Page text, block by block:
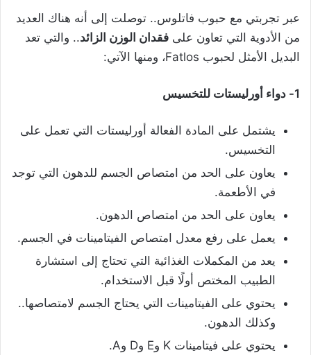
عبر تجربتي مع حبوب فاتلوس.. توصلت إلى أنه هناك العديد
من الأدوية التي تعاون على فقدان الوزن الزائد.. والتي تعد
البديل الأمثل لحبوب Fatlos، ومنها الآتي:
1- دواء أورليستات للتخسيس
يشتمل على المادة الفعالة أورليستات التي تعمل على
التخسيس.
يعاون على الحد من امتصاص الجسم للدهون التي توجد
في الأطعمة.
يعاون على الحد من امتصاص الدهون.
يعمل على رفع معدل امتصاص الفيتامينات في الجسم.
يعد من المكملات الغذائية التي تحتاج إلى استشارة
الطبيب المختص أولًا قبل الاستخدام.
يحتوي على الفيتامينات التي يحتاج الجسم لامتصاصها..
وكذلك الدهون.
يحتوي على فيتامينات K وE وD وA.